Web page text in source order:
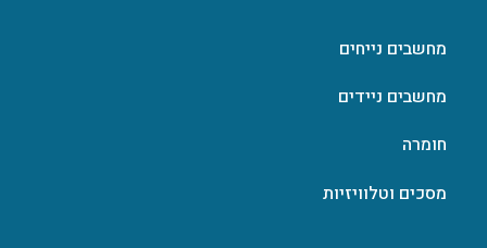
מחשבים נייחים
מחשבים ניידים
חומרה
מסכים וטלוויזיות